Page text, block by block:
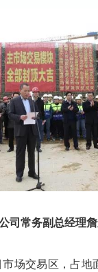
司常务副总经理詹
场交易区，占地